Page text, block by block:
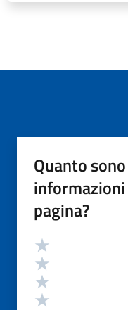
Quanto
pagina?
Valutazione